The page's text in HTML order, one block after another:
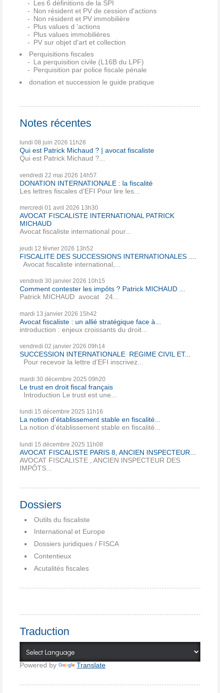
Les 6 définitions de la SPI
Non résident et PV de cession d'actions
Non résident et PV immobilière
Plus values d 'actions
Plus values immobilières
PV sur objet d'art et collection
Perquisitions fiscales
La perquisition civile (L16B du LPF)
Perquisition par police fiscale pénale
donation et succession le guide pratique
Notes récentes
lundi 08 juin 2026 11h28
Qui est Patrick Michaud ? | avocat fiscaliste
Qui est Patrick Michaud ?...
vendredi 22 mai 2026 14h57
DONATION INTERNATIONALE : la fiscalité
Les lettres fiscales d'EFI Pour lire les...
mercredi 01 avril 2026 13h30
AVOCAT FISCALISTE INTERNATIONAL PATRICK
MICHAUD
Avocat fiscaliste international pour...
jeudi 12 février 2026 13h52
FISCALITE DES SUCCESSIONS INTERNATIONALES ....
Avocat fiscaliste international,...
vendredi 30 janvier 2026 10h15
Comment contester les impôts ? Patrick MICHAUD ...
Patrick MICHAUD avocat 24...
mardi 13 janvier 2026 15h42
Avocat fiscaliste : un allié stratégique face à...
introduction : enjeux croissants du droit...
vendredi 02 janvier 2026 09h14
SUCCESSION INTERNATIONALE REGIME CIVIL ET...
Pour recevoir la lettre d’EFI inscrivez...
mardi 30 décembre 2025 09h20
Le trust en droit fiscal français
Introduction Le trust est une...
lundi 15 décembre 2025 11h16
La notion d’établissement stable en fiscalité...
La notion d’établissement stable en fiscalité...
lundi 15 décembre 2025 11h08
AVOCAT FISCALISTE PARIS 8, ANCIEN INSPECTEUR...
AVOCAT FISCALISTE , ANCIEN INSPECTEUR DES
IMPÔTS...
Dossiers
Outils du fiscaliste
International et Europe
Dossiers juridiques / FISCA
Contentieux
Acutalités fiscales
Traduction
Powered by Translate